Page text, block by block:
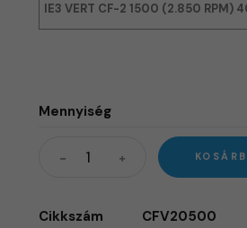
IE3 VERT CF-2 1500 (2.850 RPM)
Mennyiség
Cikkszám
CFV20500